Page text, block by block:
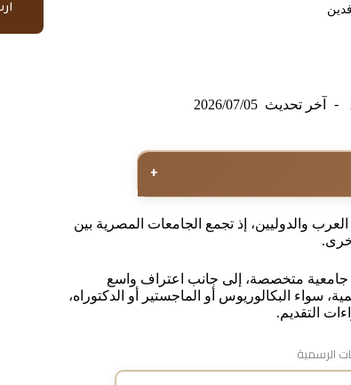
آخر تحديث 2026/07/05
+
والدوليين، إذ تجمع الجامعات المصرية بين
جامعية متخصصة، إلى جانب اعتراف واسع
سواء البكالوريوس أو الماجستير أو الدكتوراه،
التقديم.
الرسمية